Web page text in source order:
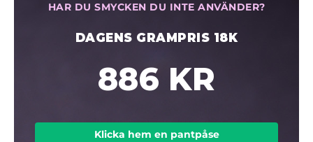
HAR DU SMYCKEN DU INTE ANVÄNDER?
DAGENS GRAMPRIS 18K
886 KR
Klicka hem en pantpåse